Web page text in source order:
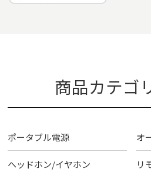
商品カテゴ
ポータブル電源 オ
ヘッドホン/イヤホン リ